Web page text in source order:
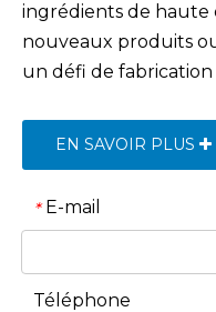
ingrédients de haute
nouveaux produits
un défi de fabrication
EN SAVOIR PLUS
* E-mail
Téléphone